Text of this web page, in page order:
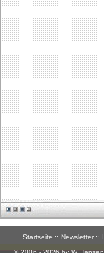
Startseite :: Newsletter ::